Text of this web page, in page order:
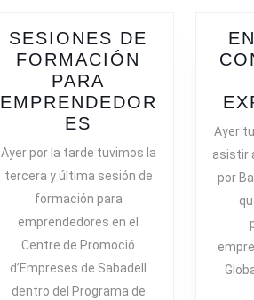
SESIONES DE
FORMACIÓN
PARA
EMPRENDEDOR
ES
DE
FORMACIÓN
PARA
Ayer por la tarde tuvimos la
tercera y última sesión de
formación para
emprendedores en el
Centre de Promoció
d’Empreses de Sabadell
dentro del Programa de
Ayer
asistir
por